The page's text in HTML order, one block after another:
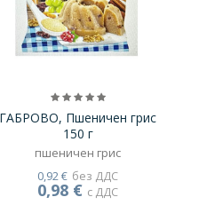
ГАБРОВО, Пшеничен грис
150 г
пшеничен грис
без ДДС
0,92 €
с ДДС
0,98 €